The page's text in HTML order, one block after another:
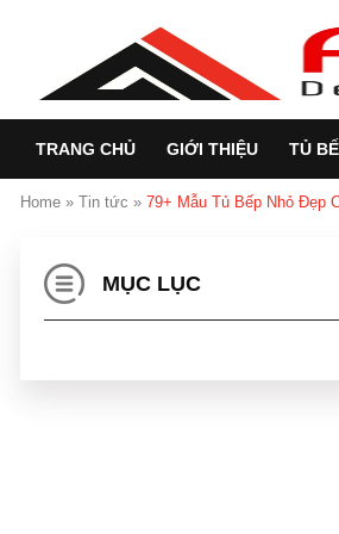
TRANG CHỦ GIỚI THIỆU TỦ
Home » Tin tức » 79+ Mẫu Tủ Bếp Nhỏ Đẹp
MỤC LỤC